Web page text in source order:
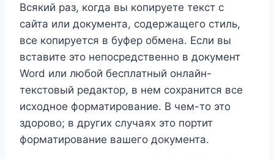
Всякий раз, когда вы копируете текст с
сайта или документа, содержащего стиль,
все копируется в буфер обмена. Если вы
вставите это непосредственно в документ
Word или любой бесплатный онлайн-
текстовый редактор, в нем сохранится все
исходное форматирование. В чем-то это
здорово; в других случаях это портит
форматирование вашего документа.